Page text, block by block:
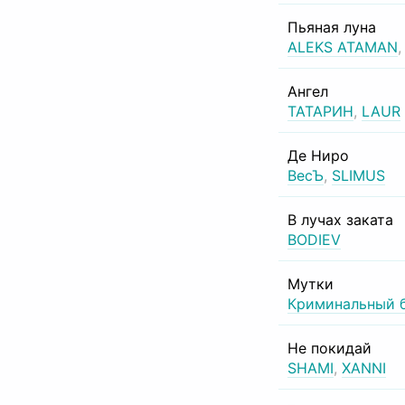
Пьяная луна
ALEKS ATAMAN,
Ангел
ТАТАРИН, LAUR
Де Ниро
ВесЪ, SLIMUS
В лучах заката
BODIEV
Мутки
Криминальный
Не покидай
SHAMI, XANNI